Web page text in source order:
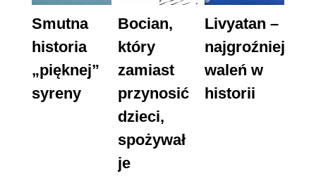
Smutna
historia
„pięknej”
syreny
Bocian,
który
zamiast
przynosić
dzieci,
spożywał
je
Livyatan –
najgroźniejszy
waleń w
historii